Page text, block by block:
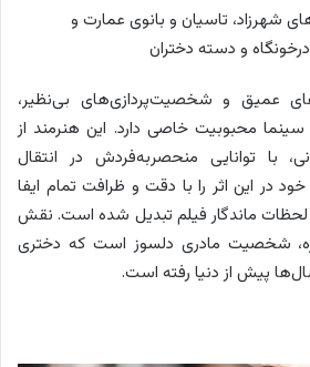
شهرزاد، تاسیان و بانوی عمارت و
و دسته دختران
عمیق و شخصیت‌پردازی‌های بی‌نظیر،
محبوبیت خاصی دارد. این هنرمند از
با توانایی منحصربه‌فردش در انتقال
در این اثر را با دقت و ظرافت تمام ایفا
ماندگار فیلم تبدیل شده است. نقش
شخصیت مادری دلسوز است که دختری
پیش از دنیا رفته است.